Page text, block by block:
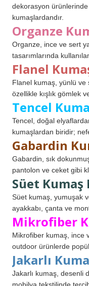
dekorasyon
kumaşlardandır.
Organze
Organze, ince ve sert
tasarımlarında
Flanel
Flanel kumaş, yünlü ve
özellikle kışlık gömlek
Tencel
Tencel, doğal
kumaşlardan biridir;
Gabardin
Gabardin, sık
pantolon ve ceket gibi
Süet Kumaş
Süet kumaş, yumuşak
ayakkabı, çanta ve
Mikrofiber
Mikrofiber kumaş, ince
outdoor ürünlerde
Jakarlı
Jakarlı kumaş, desenli